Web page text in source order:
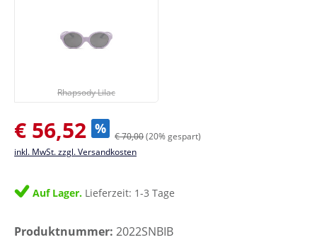
Rhapsody Lilac
Verkaufspreis:
€ 56,52 % € 70,00(20% gespart)
inkl. MwSt. zzgl. Versandkosten
Auf Lager. Lieferzeit: 1-3 Tage
Produktnummer: 2022SNBIB